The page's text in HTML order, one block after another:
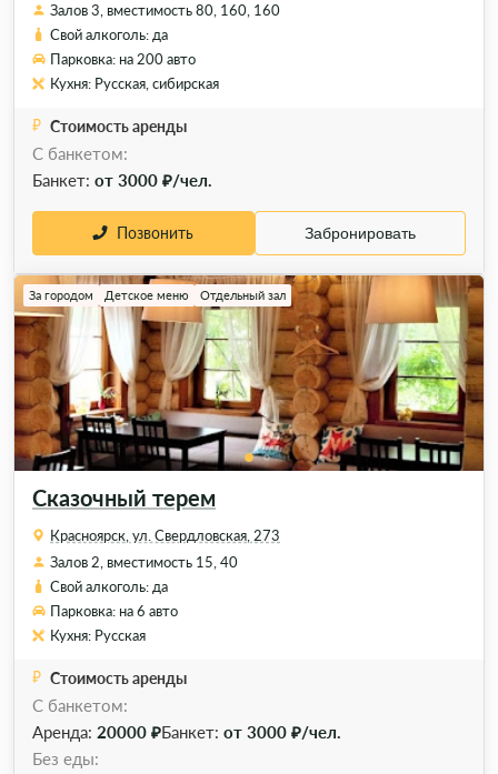
Залов 3, вместимость 80, 160, 160
Свой алкоголь: да
Парковка: на 200 авто
Кухня: Русская, сибирская
Стоимость аренды
С банкетом:
Банкет: от 3000 ₽/чел.
Позвонить Забронировать
Сказочный терем
За городом Детское меню Отдельный зал
Красноярск, ул. Свердловская, 273
Залов 2, вместимость 15, 40
Свой алкоголь: да
Парковка: на 6 авто
Кухня: Русская
Стоимость аренды
С банкетом:
Аренда: 20000 ₽Банкет: от 3000 ₽/чел.
Без еды: